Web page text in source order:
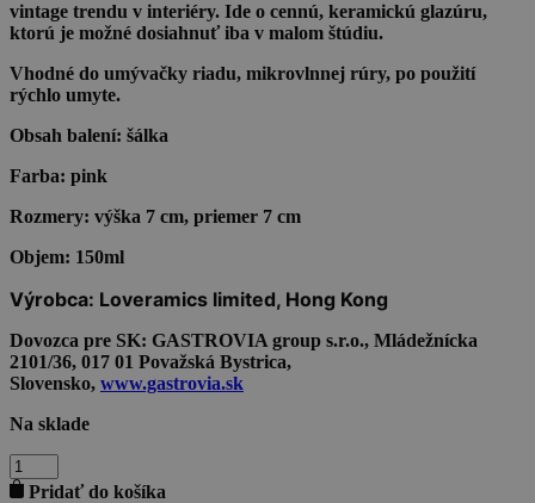
vintage trendu v interiéry. Ide o cennú, keramickú glazúru,
ktorú je možné dosiahnuť iba v malom štúdiu.
Vhodné do umývačky riadu, mikrovlnnej rúry, po použití
rýchlo umyte.
Obsah balení: šálka
Farba: pink
Rozmery: výška 7 cm, priemer 7 cm
Objem: 150ml
Výrobca: Loveramics limited, Hong Kong
Dovozca pre SK: GASTROVIA group s.r.o., Mládežnícka
2101/36, 017 01 Považská Bystrica,
Slovensko, www.gastrovia.sk
Na sklade
množstvo
LOVERAMICS
Pridať do košíka